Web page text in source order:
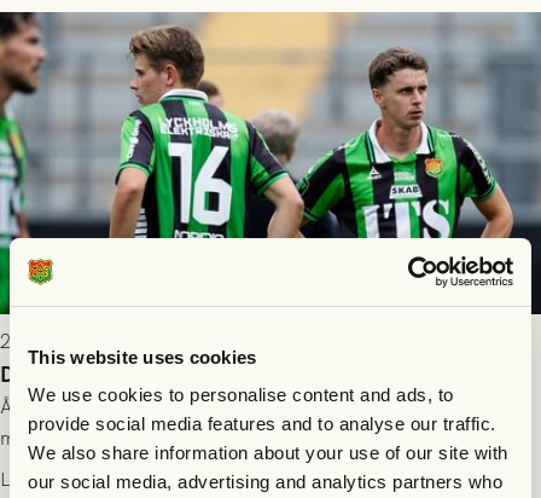
This website uses cookies
We use cookies to personalise content and ads, to
provide social media features and to analyse our traffic.
We also share information about your use of our site with
our social media, advertising and analytics partners who
2026-07-26 21:00
Delad poäng mot Halmstads BK
Åter i Allsvenskan stod Halmstads BK för motståndet i en
match som vägde tungt till fördel för GAIS, men där poängen
delades efter dramatik på tilläggstid.
Läs mer